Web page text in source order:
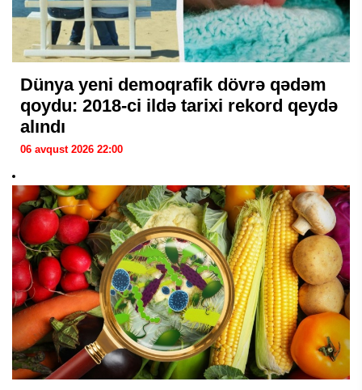
Dünya yeni demoqrafik dövrə qədəm
qoydu: 2018-ci ildə tarixi rekord qeydə
alındı
06 avqust 2026 22:00